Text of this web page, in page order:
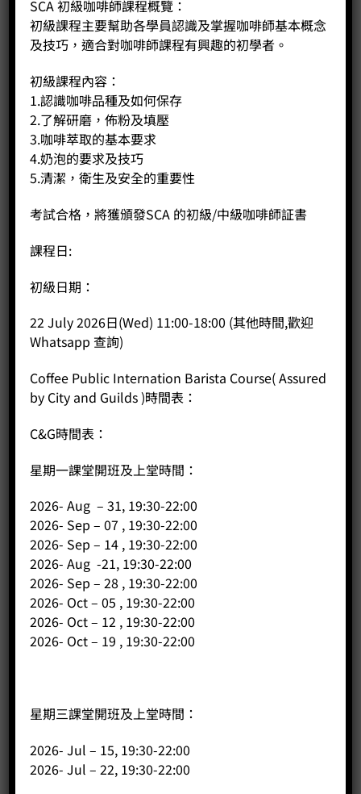
2025 China Cupping Competition Championship
導師Lokman Leung
– 2019 RASV Australian International Coffee
Bronze Award 澳洲 RASV 國際咖啡烘焙比賽銅獎
– 2017 Toper Roast Master in Hong Kong first
runner up 2017 Toper 盃咖啡烘焙大師賽香港區亞軍
– 2018 RASV Australian International Coffee
– 2018 Brewing Fest 2018 Championship 2018 Fest
– 2018 International Coffee Roast Master
師賽 2018 香港賽區亞軍
– Hong Kong AeroPress Championship 2019- 1st
– City & Guilds International Award in Barista Skill
C&G 國際咖啡調配師
洲精品咖啡協會咖啡師中級 及 高級証書
級証書
証書
– SCAE Coffee Diploma歐洲精品咖啡協會咖啡文憑
– 咖啡爽節香港站線上烘焙比賽銀獎 Coffee Maria
Festival @HK 2024 Online Silver Medal
公司歷年咖啡獎項
Champion of Toper Cup Roast Master Championship
2016 ( Whole Mainland & Hong Kong )
2016 Toper 咖啡烘焙大師賽中國及香港區冠軍
SCA 初級咖啡師課程概覽：
初級課程主要幫助各學員認識及掌握咖啡師基本概念
及技巧，適合對咖啡師課程有興趣的初學者。
初級課程內容：
1.認識咖啡品種及如何保存
2.了解研磨，佈粉及填壓
3.咖啡萃取的基本要求
4.奶泡的要求及技巧
5.清潔，衛生及安全的重要性
考試合格，將獲頒發SCA 的初級/中級咖啡師証書
課程日:
初級日期：
22 July 2026日(Wed) 11:00-18:00 (其他時間,歡迎
Whatsapp 查詢)
Coffee Public Internation Barista Course( Assured
by City and Guilds )時間表：
C&G時間表：
星期一課堂開班及上堂時間：
2026- Aug – 31, 19:30-22:00
2026- Sep – 07 , 19:30-22:00
2026- Sep – 14 , 19:30-22:00
2026- Aug -21, 19:30-22:00
2026- Sep – 28 , 19:30-22:00
2026- Oct – 05 , 19:30-22:00
2026- Oct – 12 , 19:30-22:00
2026- Oct – 19 , 19:30-22:00
星期三課堂開班及上堂時間：
2026- Jul – 15, 19:30-22:00
2026- Jul – 22, 19:30-22:00